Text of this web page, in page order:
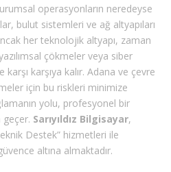
operasyonların neredeyse
bulut sistemleri ve ağ altyapıları
her teknolojik altyapı, zaman
çökmeler veya siber
karşıya kalır. Adana ve çevre
için bu riskleri minimize
yolu, profesyonel bir
geçer. Sarıyıldız Bilgisayar,
Destek” hizmetleri ile
altına almaktadır.